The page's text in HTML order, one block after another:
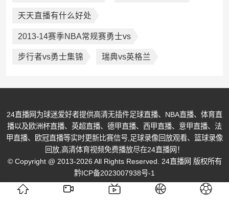
天天直播有什么好处
2013-14赛季NBA常规赛勇士vs
步行者vs勇士集锦 瑞典vs英格兰
24直播网为球迷爱好者提供高清无插件足球直播、NBA直播、体育直
播以及欧洲杯直播、英超直播、德甲直播、西甲直播、意甲直播、法
甲直播、欧冠直播等实时更新比赛信号,足球录像回放观看、篮球录像
回放,高清体育视频免费播放尽在24直播网！
© Copyright @ 2013-2026 All Rights Reserved. 24直播网 版权所有
黔ICP备2023007938号-1